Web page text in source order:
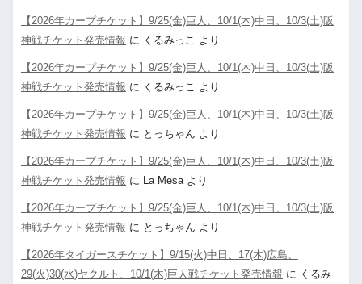
【2026年カープチケット】9/25(金)巨人、10/1(木)中日、10/3(土)阪
神戦チケット発売情報 に くるみっこ より
【2026年カープチケット】9/25(金)巨人、10/1(木)中日、10/3(土)阪
神戦チケット発売情報 に くるみっこ より
【2026年カープチケット】9/25(金)巨人、10/1(木)中日、10/3(土)阪
神戦チケット発売情報 に とっちゃん より
【2026年カープチケット】9/25(金)巨人、10/1(木)中日、10/3(土)阪
神戦チケット発売情報 に La Mesa より
【2026年カープチケット】9/25(金)巨人、10/1(木)中日、10/3(土)阪
神戦チケット発売情報 に とっちゃん より
【2026年タイガースチケット】9/15(火)中日、17(木)広島、
29(火)30(水)ヤクルト、10/1(木)巨人戦チケット発売情報 に くるみ